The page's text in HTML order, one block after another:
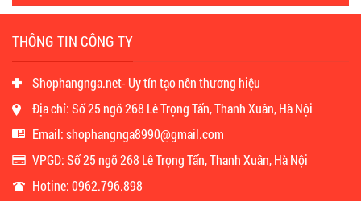
THÔNG TIN CÔNG TY
Shophangnga.net- Uy tín tạo nên thương hiệu
Địa chỉ: Số 25 ngõ 268 Lê Trọng Tấn, Thanh Xuân, Hà Nội
Email: shophangnga8990@gmail.com
VPGD: Số 25 ngõ 268 Lê Trọng Tấn, Thanh Xuân, Hà Nội
Hotine: 0962.796.898